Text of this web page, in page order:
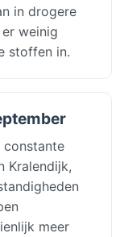
in drogere
weinig
stoffen in.
constante
Kralendijk,
meer